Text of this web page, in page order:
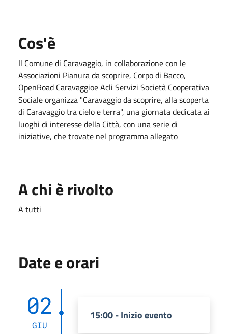
Cos'è
Il Comune di Caravaggio, in collaborazione con le
Associazioni Pianura da scoprire, Corpo di Bacco,
OpenRoad Caravaggioe Acli Servizi Società Cooperativa
Sociale organizza "Caravaggio da scoprire, alla scoperta
di Caravaggio tra cielo e terra", una giornata dedicata ai
luoghi di interesse della Città, con una serie di
iniziative, che trovate nel programma allegato
A chi è rivolto
A tutti
Date e orari
02
GIU
15:00 - Inizio evento